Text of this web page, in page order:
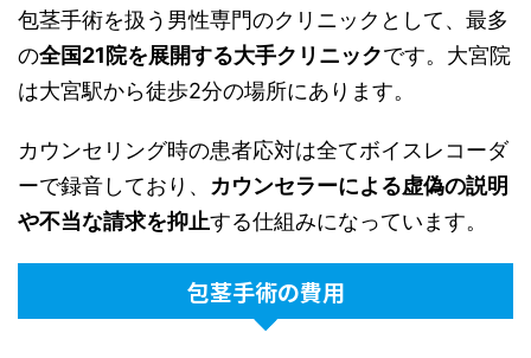
包茎手術を扱う男性専門のクリニックとして、最多
の全国21院を展開する大手クリニックです。大宮院
は大宮駅から徒歩2分の場所にあります。
カウンセリング時の患者応対は全てボイスレコーダ
ーで録音しており、 カウンセラーによる虚偽の説明
や不当な請求を抑止する仕組みになっています。
包茎手術の費用